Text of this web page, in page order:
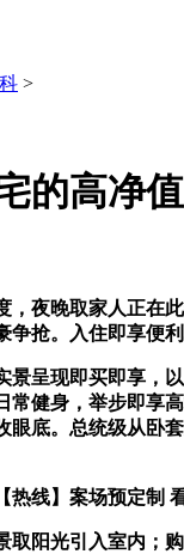
>
的高净
晚取家人正在此
争抢。入住即享便
现即买即享，以
健身，举步即享
底。总统级从卧
】案场预定制
光引入室内；购